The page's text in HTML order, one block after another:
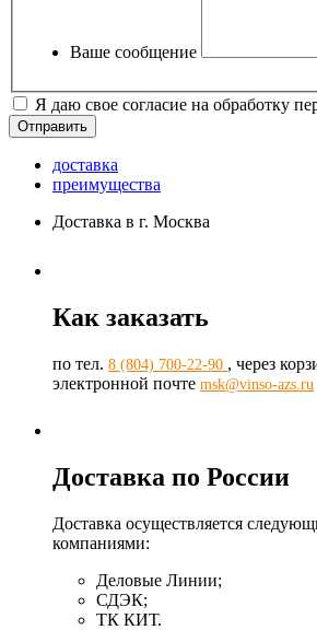
Ваше сообщение
Я даю свое согласие на обработку
доставка
преимущества
Доставка в г. Москва
Как заказать
по тел. 8 (804) 700-22-90 , через
электронной почте msk@vinso-azs.ru
Доставка по России
Доставка осуществляется
компаниями:
Деловые Линии;
СДЭК;
ТК КИТ.